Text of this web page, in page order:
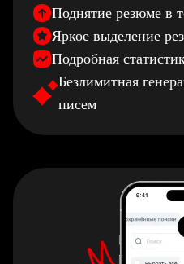
Поднятие резюме в
Яркое выделение
Подробная
Безлимитная
писем